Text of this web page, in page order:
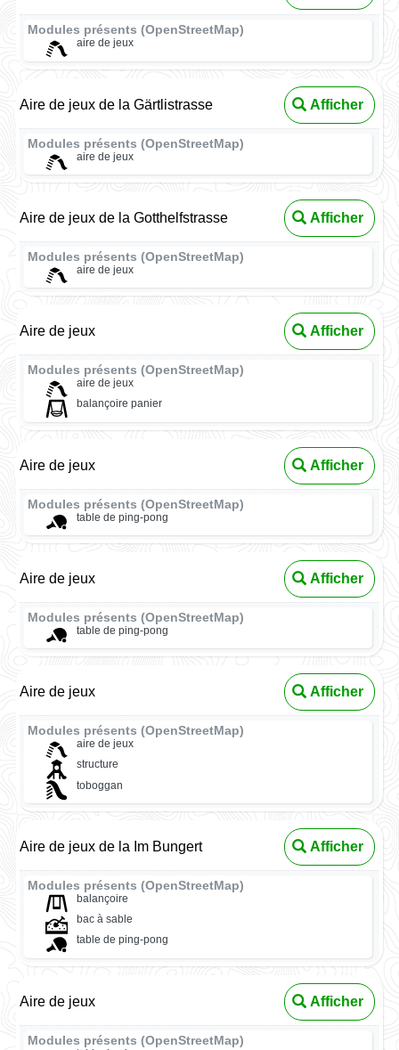
Modules présents (OpenStreetMap)
aire de jeux
Aire de jeux de la Gärtlistrasse Afficher
Modules présents (OpenStreetMap)
aire de jeux
Aire de jeux de la Gotthelfstrasse Afficher
Modules présents (OpenStreetMap)
aire de jeux
Aire de jeux Afficher
Modules présents (OpenStreetMap)
aire de jeux
balançoire panier
Aire de jeux Afficher
Modules présents (OpenStreetMap)
table de ping-pong
Aire de jeux Afficher
Modules présents (OpenStreetMap)
table de ping-pong
Aire de jeux Afficher
Modules présents (OpenStreetMap)
aire de jeux
structure
toboggan
Aire de jeux de la Im Bungert Afficher
Modules présents (OpenStreetMap)
balançoire
bac à sable
table de ping-pong
Aire de jeux Afficher
Modules présents (OpenStreetMap)